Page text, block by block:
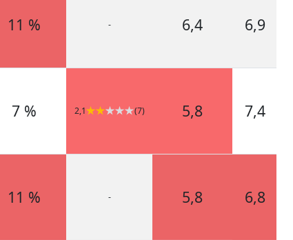
11 % - 6,4 6,9
7 % 2,1 (7) 5,8 7,4
11 % - 5,8 6,8